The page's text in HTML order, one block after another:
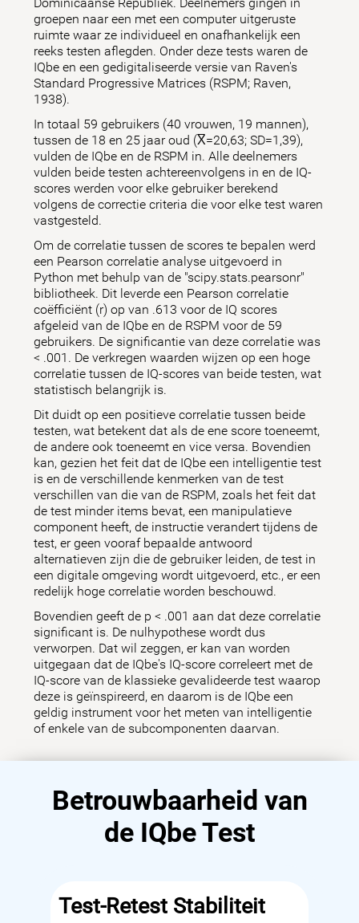
groepen naar een met een computer uitgeruste
ruimte waar ze individueel en onafhankelijk een
reeks testen aflegden. Onder deze tests waren de
IQbe en een gedigitaliseerde versie van Raven's
Standard Progressive Matrices (RSPM; Raven,
1938).
In totaal 59 gebruikers (40 vrouwen, 19 mannen),
tussen de 18 en 25 jaar oud (X̅=20,63; SD=1,39),
vulden de IQbe en de RSPM in. Alle deelnemers
vulden beide testen achtereenvolgens in en de IQ-
scores werden voor elke gebruiker berekend
volgens de correctie criteria die voor elke test waren
vastgesteld.
Om de correlatie tussen de scores te bepalen werd
een Pearson correlatie analyse uitgevoerd in
Python met behulp van de "scipy.stats.pearsonr"
bibliotheek. Dit leverde een Pearson correlatie
coëfficiënt (r) op van .613 voor de IQ scores
afgeleid van de IQbe en de RSPM voor de 59
gebruikers. De significantie van deze correlatie was
< .001. De verkregen waarden wijzen op een hoge
correlatie tussen de IQ-scores van beide testen, wat
statistisch belangrijk is.
Dit duidt op een positieve correlatie tussen beide
testen, wat betekent dat als de ene score toeneemt,
de andere ook toeneemt en vice versa. Bovendien
kan, gezien het feit dat de IQbe een intelligentie test
is en de verschillende kenmerken van de test
verschillen van die van de RSPM, zoals het feit dat
de test minder items bevat, een manipulatieve
component heeft, de instructie verandert tijdens de
test, er geen vooraf bepaalde antwoord
alternatieven zijn die de gebruiker leiden, de test in
een digitale omgeving wordt uitgevoerd, etc., er een
redelijk hoge correlatie worden beschouwd.
Bovendien geeft de p < .001 aan dat deze correlatie
significant is. De nulhypothese wordt dus
verworpen. Dat wil zeggen, er kan van worden
uitgegaan dat de IQbe's IQ-score correleert met de
IQ-score van de klassieke gevalideerde test waarop
deze is geïnspireerd, en daarom is de IQbe een
geldig instrument voor het meten van intelligentie
of enkele van de subcomponenten daarvan.
Betrouwbaarheid van
de IQbe Test
Test-Retest Stabiliteit